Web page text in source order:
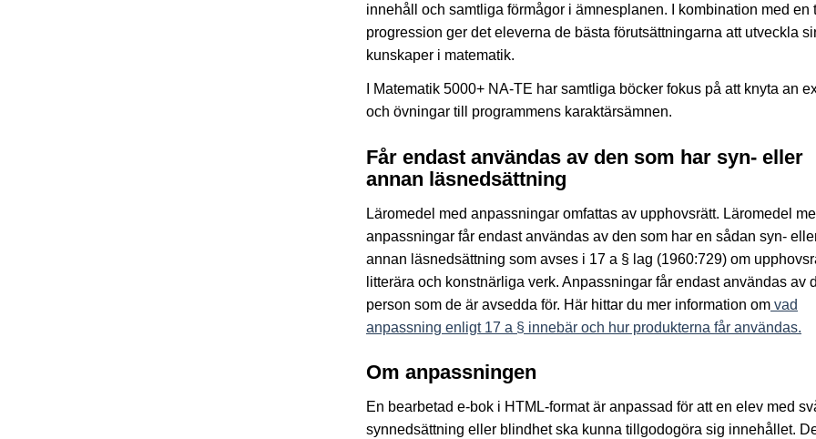
innehåll och samtliga förmågor i ämnesplanen. I kombination med en
progression ger det eleverna de bästa förutsättningarna att utveckla
kunskaper i matematik.
I Matematik 5000+ NA-TE har samtliga böcker fokus på att knyta an
och övningar till programmens karaktärsämnen.
Får endast användas av den som har syn- eller
annan läsnedsättning
Läromedel med anpassningar omfattas av upphovsrätt. Läromedel
anpassningar får endast användas av den som har en sådan syn-
annan läsnedsättning som avses i 17 a § lag (1960:729) om
litterära och konstnärliga verk. Anpassningar får endast användas av
person som de är avsedda för. Här hittar du mer information omvad
anpassning enligt 17 a § innebär och hur produkterna får användas.
Om anpassningen
En bearbetad e-bok i HTML-format är anpassad för att en elev med
synnedsättning eller blindhet ska kunna tillgodogöra sig innehållet.